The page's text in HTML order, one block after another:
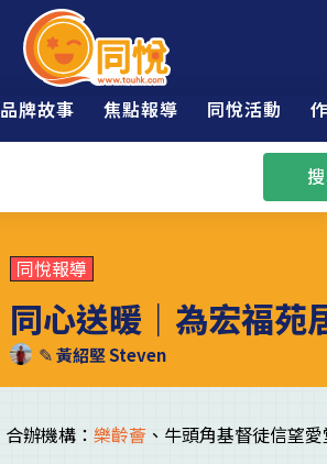
品牌故事 焦點報導 同悅活動
同悅報導
同心送暖｜為宏福苑
✎黃紹堅 Steven
合辦機構：樂齡薈 、牛頭角基督徒信望愛